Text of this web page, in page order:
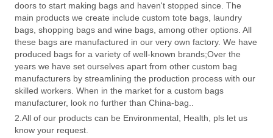
doors to start making bags and haven't stopped since. The
main products we create include custom tote bags, laundry
bags, shopping bags and wine bags, among other options. All
these bags are manufactured in our very own factory. We have
produced bags for a variety of well-known brands;Over the
years we have set ourselves apart from other custom bag
manufacturers by streamlining the production process with our
skilled workers. When in the market for a custom bags
manufacturer, look no further than China-bag..
2.All of our products can be Environmental, Health, pls let us
know your request.